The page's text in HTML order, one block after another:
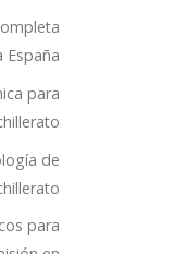
España
para
de
para